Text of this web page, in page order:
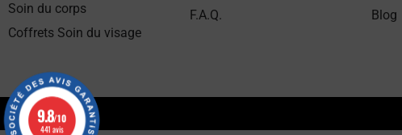
Soin du corps
Coffrets Soin du visage
F.A.Q.
Blog
9.8/10
441 avis
9.8/10
441 avis